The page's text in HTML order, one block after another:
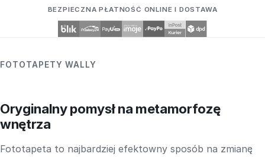
BEZPIECZNA PŁATNOŚĆ ONLINE I DOSTAWA
FOTOTAPETY WALLY
Oryginalny pomysł na metamorfozę
wnętrza
Fototapeta to najbardziej efektowny sposób na zmianę